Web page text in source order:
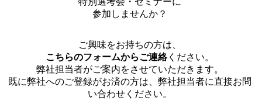
参加しませんか？
ご興味をお持ちの方は、
こちらのフォームからご連絡ください。
弊社担当者がご案内をさせていただきます。
既に弊社へのご登録がお済の方は、弊社担当者に直接お問
い合わせください。